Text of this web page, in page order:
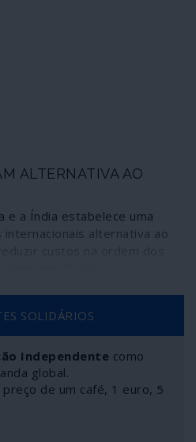
ALTERNATIVA AO
e a Índia estabelece uma
alternativa ao
SOLIDÁRIOS
Independente como
global.
de um café, 1 euro, 5